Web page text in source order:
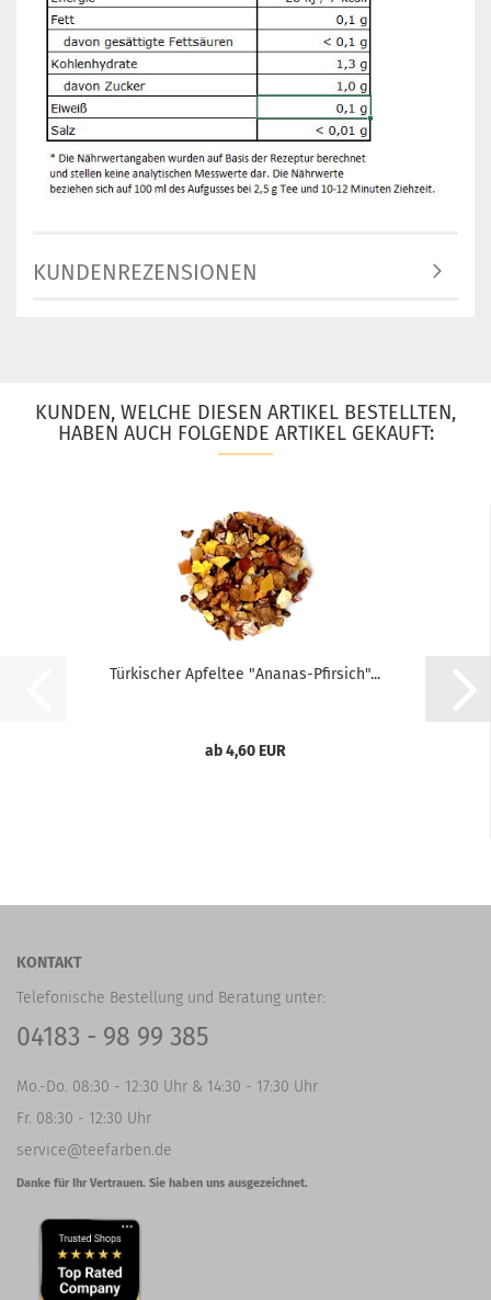
KUNDENREZENSIONEN
KUNDEN, WELCHE DIESEN ARTIKEL BESTELLTEN,
HABEN AUCH FOLGENDE ARTIKEL GEKAUFT:
Türkischer Apfeltee "Ananas-Pfirsich"...
ab 4,60 EUR
KONTAKT
Telefonische Bestellung und Beratung unter:
04183 - 98 99 385
Mo.-Do. 08:30 - 12:30 Uhr & 14:30 - 17:30 Uhr
Fr. 08:30 - 12:30 Uhr
service@teefarben.de
Danke für Ihr Vertrauen. Sie haben uns ausgezeichnet.